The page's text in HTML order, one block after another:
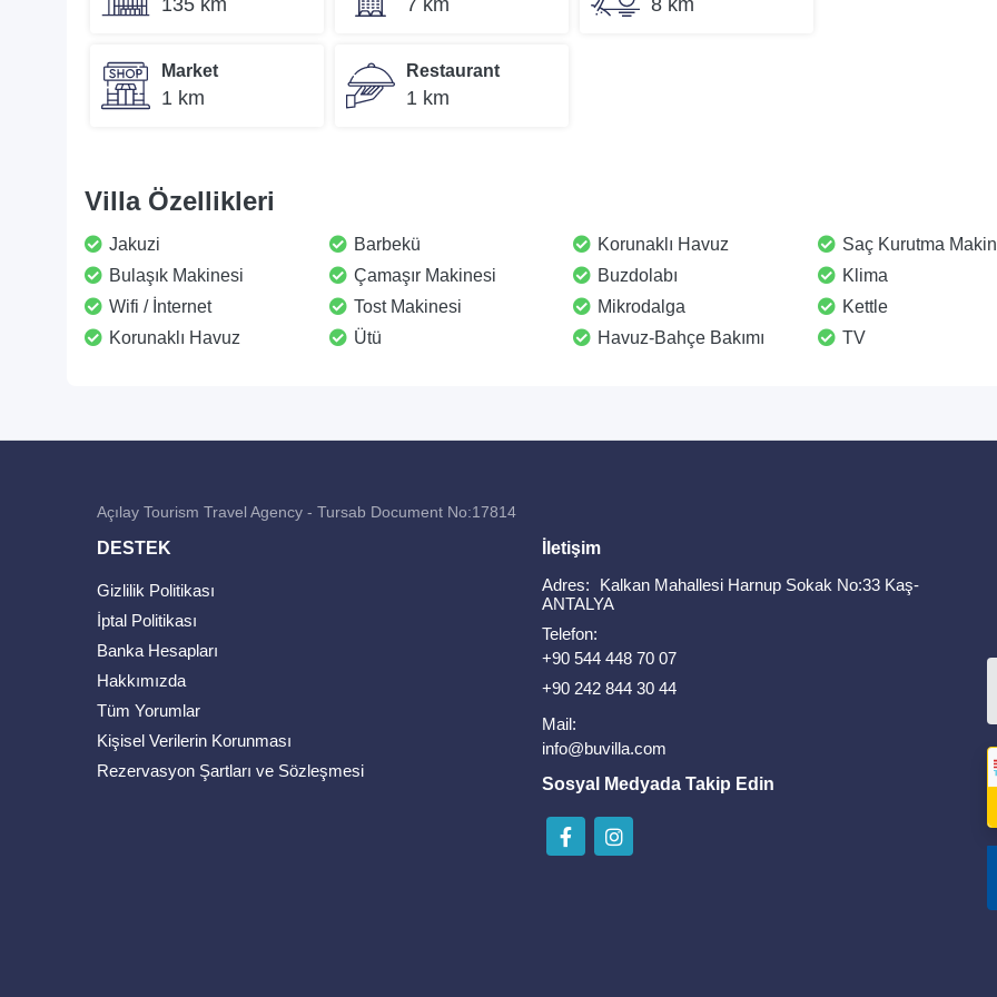
135 km 7 km 8 km
Market
1 km
Restaurant
1 km
Villa Özellikleri
Jakuzi Barbekü Korunaklı Havuz
Saç Kurutma
Bulaşık Makinesi
Çamaşır Makinesi Buzdolabı
Klima
Wifi / İnternet
Tost Makinesi Mikrodalga
Kettle
Korunaklı Havuz
Ütü Havuz-Bahçe Bakımı TV
Açılay Tourism Travel Agency - Tursab Document No:17814
DESTEK
Gizlilik Politikası
İptal Politikası
Banka Hesapları
Hakkımızda
Tüm Yorumlar
Kişisel Verilerin Korunması
Rezervasyon Şartları ve Sözleşmesi
İletişim
Adres:
Kalkan Mahallesi Harnup Sokak No:33 Kaş-
ANTALYA
Telefon:
+90 544 448 70 07
+90 242 844 30 44
Mail:
info@buvilla.com
Sosyal Medyada Takip Edin